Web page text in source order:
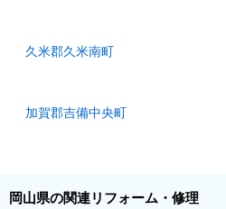
久米郡久米南町
加賀郡吉備中央町
岡山県の関連リフォーム・修理